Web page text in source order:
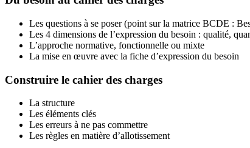
Les questions à se poser (point sur la matrice BCDE :
Les 4 dimensions de l’expression du besoin : qualité,
L’approche normative, fonctionnelle ou mixte
La mise en œuvre avec la fiche d’expression du besoin
Construire le cahier des charges
La structure
Les éléments clés
Les erreurs à ne pas commettre
Les règles en matière d’allotissement